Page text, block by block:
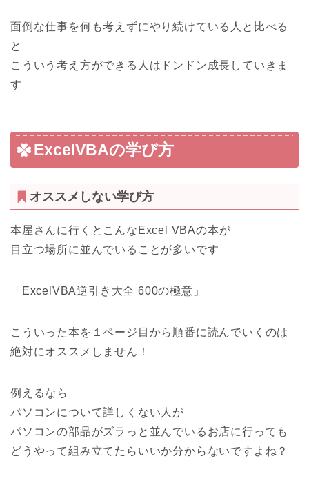
面倒な仕事を何も考えずにやり続けている人と比べる
と
こういう考え方ができる人はドンドン成長していきま
す
ExcelVBAの学び方
オススメしない学び方
本屋さんに行くとこんなExcel VBAの本が
目立つ場所に並んでいることが多いです
「ExcelVBA逆引き大全 600の極意」
こういった本を１ページ目から順番に読んでいくのは
絶対にオススメしません！
例えるなら
パソコンについて詳しくない人が
パソコンの部品がズラっと並んでいるお店に行っても
どうやって組み立てたらいいか分からないですよね？